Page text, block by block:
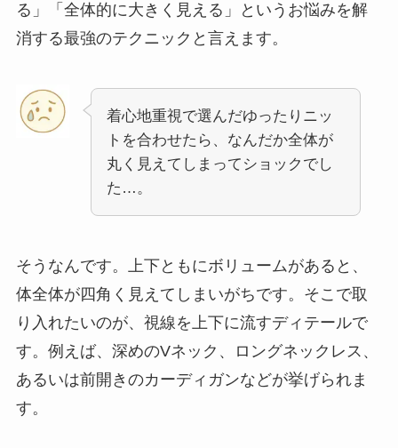
る」「全体的に大きく見える」というお悩みを解
消する最強のテクニックと言えます。
着心地重視で選んだゆったりニッ
トを合わせたら、なんだか全体が
丸く見えてしまってショックでし
た…。
そうなんです。上下ともにボリュームがあると、
体全体が四角く見えてしまいがちです。そこで取
り入れたいのが、視線を上下に流すディテールで
す。例えば、深めのVネック、ロングネックレス、
あるいは前開きのカーディガンなどが挙げられま
す。